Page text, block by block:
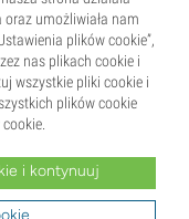
oraz umożliwiała nam
plików cookie”,
nas plikach cookie i
wszystkie pliki cookie i
plików cookie
i kontynuuj
jest nielegalne w wielu krajach.
odpowiedzialności za działania